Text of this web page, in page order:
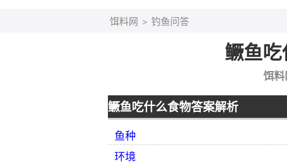
饵料网 > 钓鱼问答
鳜鱼吃
饵料
鳜鱼吃什么食物答案解析
鱼种
环境